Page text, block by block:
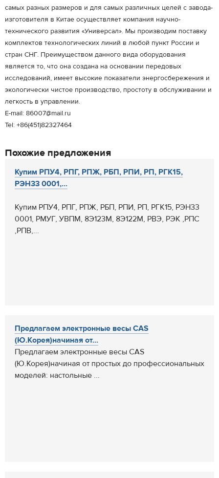
самых разных размеров и для самых различных целей с завода-
изготовителя в Китае осуществляет компания научно-
технического развития «Универсал». Мы производим поставку
комплектов технологических линий в любой пункт России и
стран СНГ. Преимуществом данного вида оборудования
является то, что она создана на основании передовых
исследований, имеет высокие показатели энергосбережения и
экологически чистое производство, простоту в обслуживании и
легкость в управлении.
E-mail: 86007@mail.ru
Tel: +86(451)82327464
Похожие предложения
Купим РПУ4, РПГ, РПЖ, РБП, РПИ, РП, РГК15,
РЭН33 0001,...
Купим РПУ4, РПГ, РПЖ, РБП, РПИ, РП, РГК15, РЭН33
0001, РМУГ, УВПМ, 8Э123М, 8Э122М, РВЭ, РЭК ,РПС
,РПВ,...
Предлагаем электронные весы CAS
(Ю.Корея)начиная от...
Предлагаем электронные весы CAS
(Ю.Корея)начиная от простых до профессиональных
моделей: настольные ...